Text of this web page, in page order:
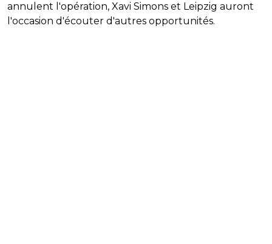
annulent l'opération, Xavi Simons et Leipzig auront
l'occasion d'écouter d'autres opportunités.